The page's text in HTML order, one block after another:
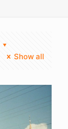
Show all